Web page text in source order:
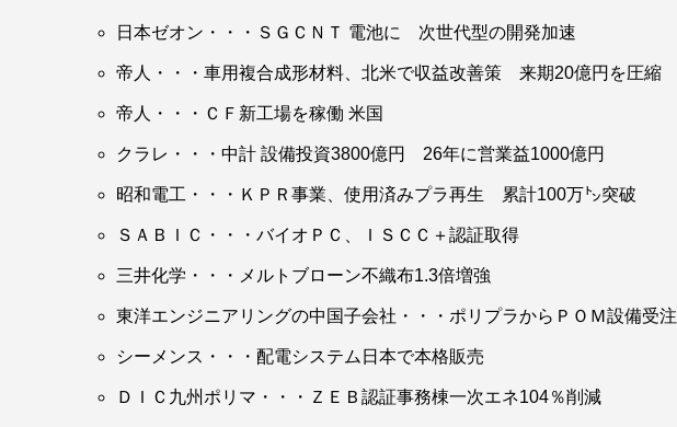
日本ゼオン・・・ＳＧＣＮＴ 電池に 次世代型の開発加速
帝人・・・車用複合成形材料、北米で収益改善策 来期20億円を圧縮
帝人・・・ＣＦ新工場を稼働 米国
クラレ・・・中計 設備投資3800億円 26年に営業益1000億円
昭和電工・・・ＫＰＲ事業、使用済みプラ再生 累計100万㌧突破
ＳＡＢＩＣ・・・バイオＰＣ、ＩＳＣＣ＋認証取得
三井化学・・・メルトブローン不織布1.3倍増強
東洋エンジニアリングの中国子会社・・・ポリプラからＰＯＭ設備受注
シーメンス・・・配電システム日本で本格販売
ＤＩＣ九州ポリマ・・・ＺＥＢ認証事務棟一次エネ104％削減